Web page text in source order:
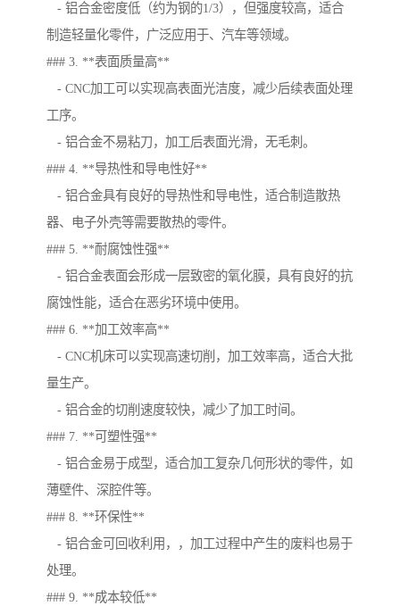
- 铝合金密度低（约为钢的1/3），但强度较高，适合
制造轻量化零件，广泛应用于、汽车等领域。
### 3. **表面质量高**
- CNC加工可以实现高表面光洁度，减少后续表面处理
工序。
- 铝合金不易粘刀，加工后表面光滑，无毛刺。
### 4. **导热性和导电性好**
- 铝合金具有良好的导热性和导电性，适合制造散热
器、电子外壳等需要散热的零件。
### 5. **耐腐蚀性强**
- 铝合金表面会形成一层致密的氧化膜，具有良好的抗
腐蚀性能，适合在恶劣环境中使用。
### 6. **加工效率高**
- CNC机床可以实现高速切削，加工效率高，适合大批
量生产。
- 铝合金的切削速度较快，减少了加工时间。
### 7. **可塑性强**
- 铝合金易于成型，适合加工复杂几何形状的零件，如
薄壁件、深腔件等。
### 8. **环保性**
- 铝合金可回收利用，，加工过程中产生的废料也易于
处理。
### 9. **成本较低**